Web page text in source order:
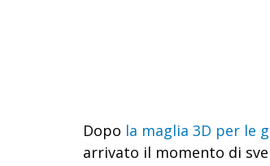
Dopo la maglia 3D per le
arrivato il momento di